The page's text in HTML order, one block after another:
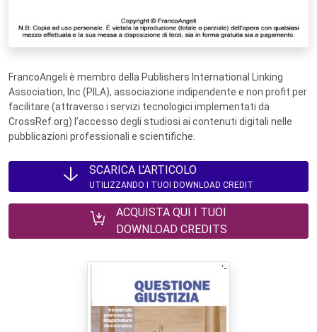
FrancoAngeli è membro della Publishers International Linking
Association, Inc (PILA), associazione indipendente e non profit per
facilitare (attraverso i servizi tecnologici implementati da
CrossRef.org) l’accesso degli studiosi ai contenuti digitali nelle
pubblicazioni professionali e scientifiche.
SCARICA L'ARTICOLO
UTILIZZANDO I TUOI DOWNLOAD CREDIT
ACQUISTA QUI I TUOI
DOWNLOAD CREDITS